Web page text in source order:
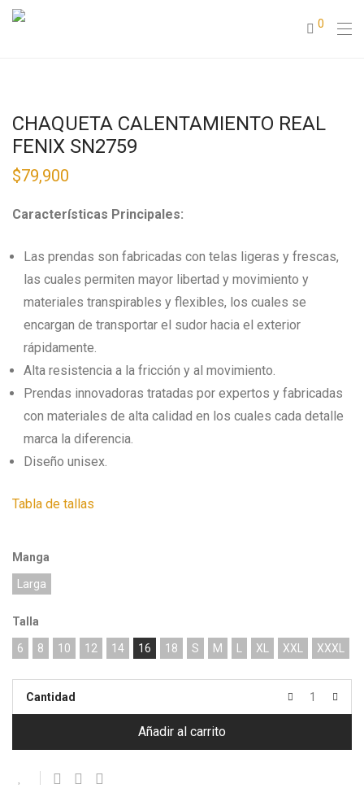
0
CHAQUETA CALENTAMIENTO REAL
FENIX SN2759
$79,900
Características Principales:
Las prendas son fabricadas con telas ligeras y frescas,
las cuales permiten mayor libertad y movimiento y
materiales transpirables y flexibles, los cuales se
encargan de transportar el sudor hacia el exterior
rápidamente.
Alta resistencia a la fricción y al movimiento.
Prendas innovadoras tratadas por expertos y fabricadas
con materiales de alta calidad en los cuales cada detalle
marca la diferencia.
Diseño unisex.
Tabla de tallas
Manga
Larga
Talla
6 8 10 12 14 16 18 S M XL XXL XXXL
Cantidad
Añadir al carrito